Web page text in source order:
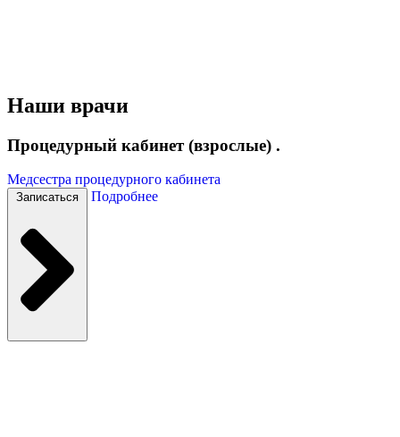
Наши врачи
Процедурный кабинет (взрослые) .
Медсестра процедурного кабинета
Записаться Подробнее